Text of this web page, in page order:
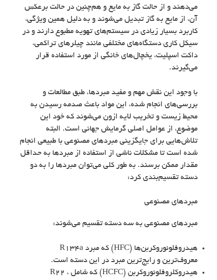
می‌دهند و از حالت گاز به مایع و هم‌چنین در حالت برعکس
آن، از مایع به گاز تبدیل می‌شوند و به دلیل همین ویژگی،
کاربرد بسیار زیادی در سیستم‌های تهویه مطبوع دارند و در
سیکل کاری دستگاه‌های مختلفی مانند چیلرهای تراکمی،
داکت اسپلیت، یخچال‌های خانگی از مورد استفاده قرار
می‌گیرند.
با وجود این نقش مهم و مفید مبردها، طبق مطالعات و
بررسی‌های انجام شده، این مواد باعث صدمه رسیدن به
محیط زیست و تخریب لایه ازون می‌شوند که خود این
موضوع، از عوامل اصلی گرمایش جهانی است. البته
تلاش‌هایی برای جایگزینی مبردهای مصنوعی با طبیعی انجام
شده است تا مشکلات ناشی از استفاده از مبردها به حداقل
مقدار ممکن برسند. به طور کلی می‌توان مبردها را به دو
دسته تقسیم‌بندی کرد:
مبردهای مصنوعی
مبردهای مصنوعی به سه دسته تقسیم می‌شوند:
هیدروفلوئوروکربن‌ها (HFC) که مبرد R134a
معروف‌ترین و رایج‌ترین مبرد در این دسته است.
هیدروکلروفلوئوروکربن (HCFC) که شامل R22 ،